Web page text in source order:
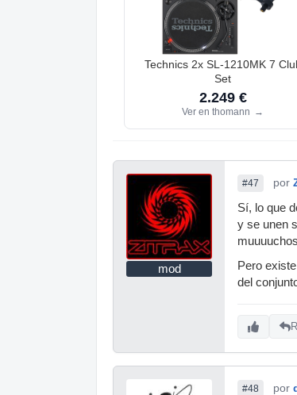
Technics 2x SL-1210MK 7
Set
2.249 €
Ver en thomann →
mod
#47 por
Sí, lo que
y se unen
Pero
del
#48 por